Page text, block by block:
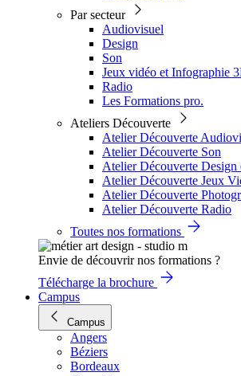
Par secteur
Audiovisuel
Design
Son
Jeux vidéo et Infographie
Radio
Les Formations pro.
Ateliers Découverte
Atelier Découverte
Atelier Découverte Son
Atelier Découverte
Atelier Découverte Jeux
Atelier Découverte
Atelier Découverte Radio
Toutes nos formations
Envie de découvrir nos formations ?
Télécharge la brochure
Campus
Campus
Angers
Béziers
Bordeaux